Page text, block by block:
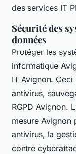
des services IT
Sécurité des
données
Protéger les
informatique
IT Avignon.
antivirus,
RGPD Avignon.
mesure Avignon
antivirus, la
contre